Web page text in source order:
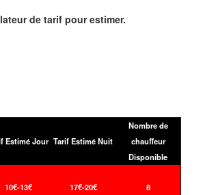
de tarif pour estimer.
Estimé Jour Tarif Estimé Nuit
Nombre de
chauffeur
Disponible
10€-13€ 17€-20€ 8